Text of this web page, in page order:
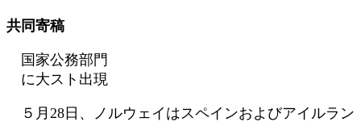
共同寄稿
国家公務部門
に大スト出現
５月28日、ノルウェイはスペインおよびアイルラン